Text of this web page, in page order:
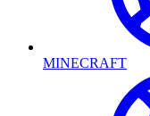
MINECRAFT